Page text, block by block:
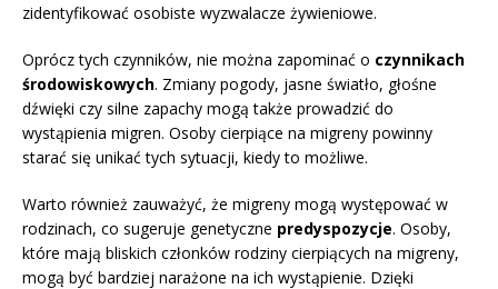
zidentyfikować osobiste wyzwalacze żywieniowe.
Oprócz tych czynników, nie można zapominać o czynnikach
środowiskowych. Zmiany pogody, jasne światło, głośne
dźwięki czy silne zapachy mogą także prowadzić do
wystąpienia migren. Osoby cierpiące na migreny powinny
starać się unikać tych sytuacji, kiedy to możliwe.
Warto również zauważyć, że migreny mogą występować w
rodzinach, co sugeruje genetyczne predyspozycje. Osoby,
które mają bliskich członków rodziny cierpiących na migreny,
mogą być bardziej narażone na ich wystąpienie. Dzięki